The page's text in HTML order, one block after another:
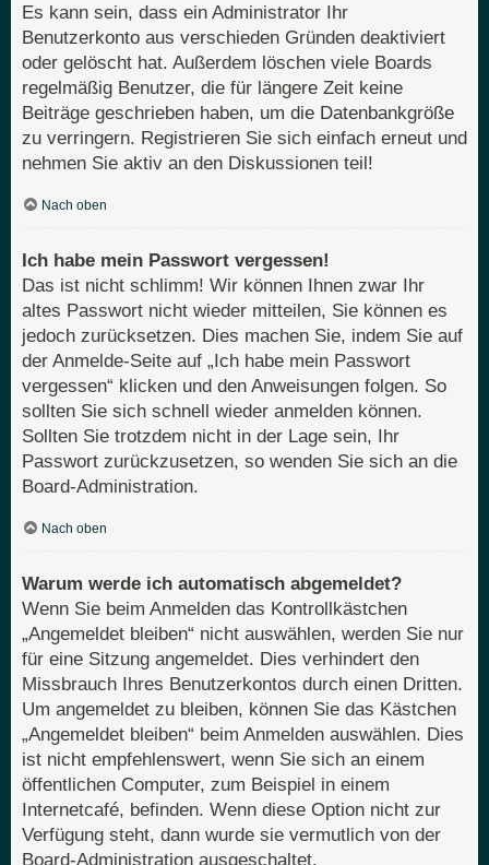
Es kann sein, dass ein Administrator Ihr
Benutzerkonto aus verschieden Gründen deaktiviert
oder gelöscht hat. Außerdem löschen viele Boards
regelmäßig Benutzer, die für längere Zeit keine
Beiträge geschrieben haben, um die Datenbankgröße
zu verringern. Registrieren Sie sich einfach erneut und
nehmen Sie aktiv an den Diskussionen teil!
Nach oben
Ich habe mein Passwort vergessen!
Das ist nicht schlimm! Wir können Ihnen zwar Ihr
altes Passwort nicht wieder mitteilen, Sie können es
jedoch zurücksetzen. Dies machen Sie, indem Sie auf
der Anmelde-Seite auf „Ich habe mein Passwort
vergessen“ klicken und den Anweisungen folgen. So
sollten Sie sich schnell wieder anmelden können.
Sollten Sie trotzdem nicht in der Lage sein, Ihr
Passwort zurückzusetzen, so wenden Sie sich an die
Board-Administration.
Nach oben
Warum werde ich automatisch abgemeldet?
Wenn Sie beim Anmelden das Kontrollkästchen
„Angemeldet bleiben“ nicht auswählen, werden Sie nur
für eine Sitzung angemeldet. Dies verhindert den
Missbrauch Ihres Benutzerkontos durch einen Dritten.
Um angemeldet zu bleiben, können Sie das Kästchen
„Angemeldet bleiben“ beim Anmelden auswählen. Dies
ist nicht empfehlenswert, wenn Sie sich an einem
öffentlichen Computer, zum Beispiel in einem
Internetcafé, befinden. Wenn diese Option nicht zur
Verfügung steht, dann wurde sie vermutlich von der
Board-Administration ausgeschaltet.